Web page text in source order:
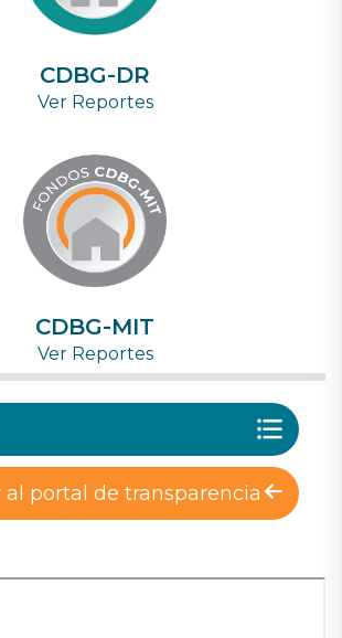
CDBG-DR
Ver Reportes
CDBG-MIT
Ver Reportes
al portal de transparencia